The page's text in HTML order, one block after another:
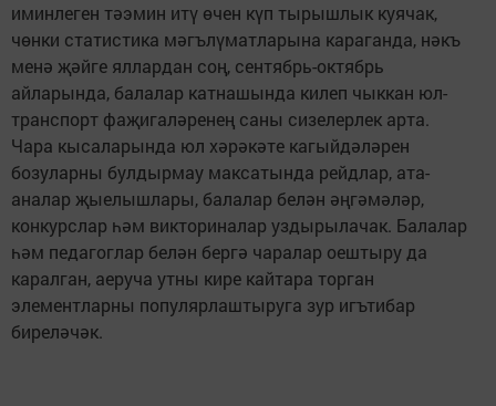
иминлеген тәэмин итү өчен күп тырышлык куячак,
чөнки статистика мәгълүматларына караганда, нәкъ
менә җәйге яллардан соң, сентябрь-октябрь
айларында, балалар катнашында килеп чыккан юл-
транспорт фаҗигаләренең саны сизелерлек арта.
Чара кысаларында юл хәрәкәте кагыйдәләрен
бозуларны булдырмау максатында рейдлар, ата-
аналар җыелышлары, балалар белән әңгәмәләр,
конкурслар һәм викториналар уздырылачак. Балалар
һәм педагоглар белән бергә чаралар оештыру да
каралган, аеруча утны кире кайтара торган
элементларны популярлаштыруга зур игътибар
биреләчәк.